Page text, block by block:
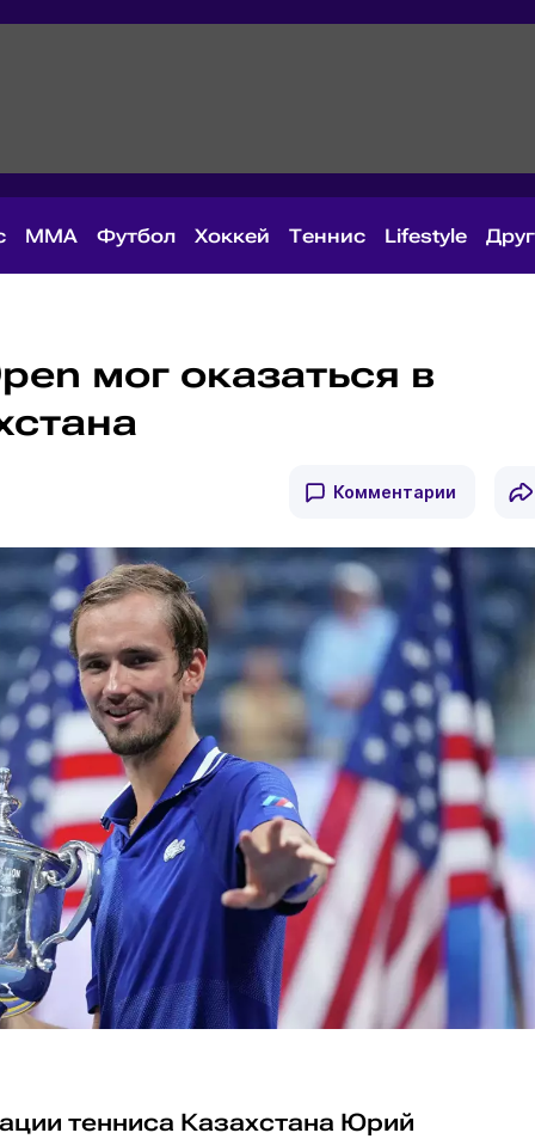
MMA Футбол Хоккей Теннис Lifestyle
мог оказаться в
Комментарии
тенниса Казахстана Юрий